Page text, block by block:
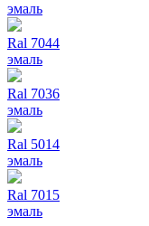
эмаль
Ral 7044
эмаль
Ral 7036
эмаль
Ral 5014
эмаль
Ral 7015
эмаль